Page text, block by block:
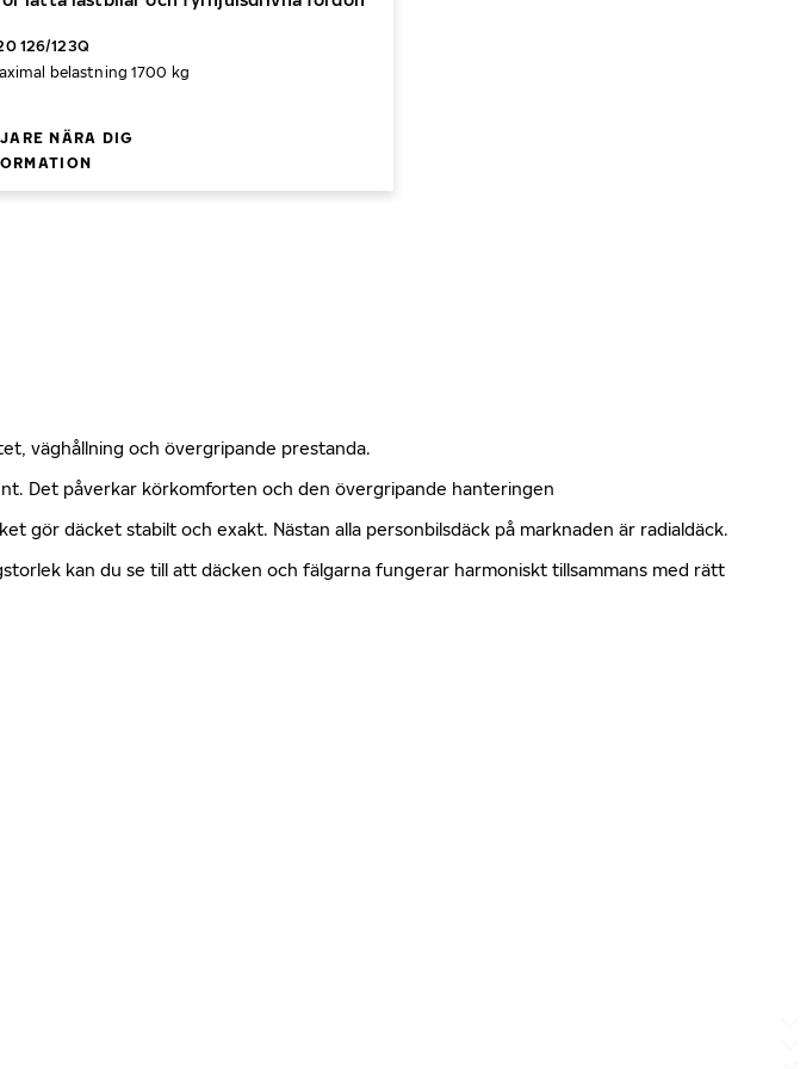
126/123Q
belastning 1700 kg
NÄRA DIG
väghållning och övergripande prestanda.
Det påverkar körkomforten och den övergripande hanteringen
gör däcket stabilt och exakt. Nästan alla personbilsdäck på marknaden är radialdäck.
kan du se till att däcken och fälgarna fungerar harmoniskt tillsammans med rätt